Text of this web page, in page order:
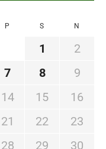
P S N
1
2
7 8
9
14 15
16
21 22
23
28 29
30